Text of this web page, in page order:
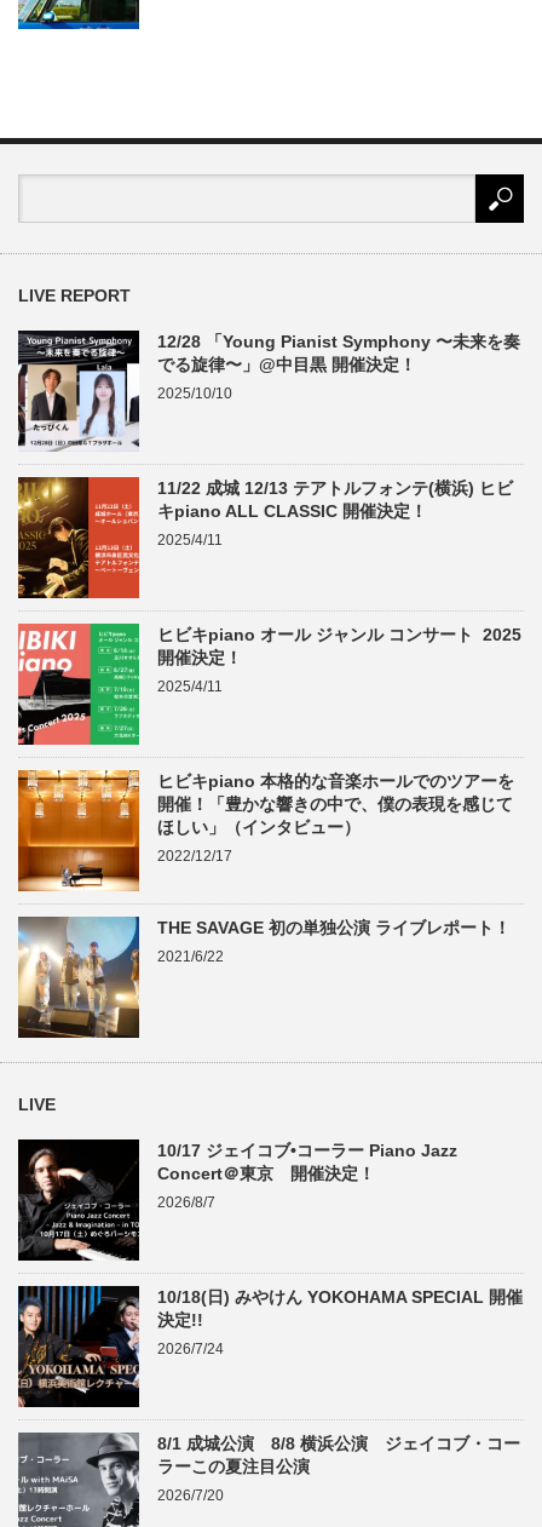
LIVE REPORT
12/28 「Young Pianist Symphony 〜未来を奏
でる旋律〜」@中目黒 開催決定！
2025/10/10
11/22 成城 12/13 テアトルフォンテ(横浜) ヒビ
キpiano ALL CLASSIC 開催決定！
2025/4/11
ヒビキpiano オール ジャンル コンサート 2025
開催決定！
2025/4/11
ヒビキpiano 本格的な音楽ホールでのツアーを
開催！「豊かな響きの中で、僕の表現を感じて
ほしい」（インタビュー）
2022/12/17
THE SAVAGE 初の単独公演 ライブレポート！
2021/6/22
LIVE
10/17 ジェイコブ•コーラー Piano Jazz
Concert＠東京 開催決定！
2026/8/7
10/18(日) みやけん YOKOHAMA SPECIAL 開催
決定!!
2026/7/24
8/1 成城公演 8/8 横浜公演 ジェイコブ・コー
ラーこの夏注目公演
2026/7/20